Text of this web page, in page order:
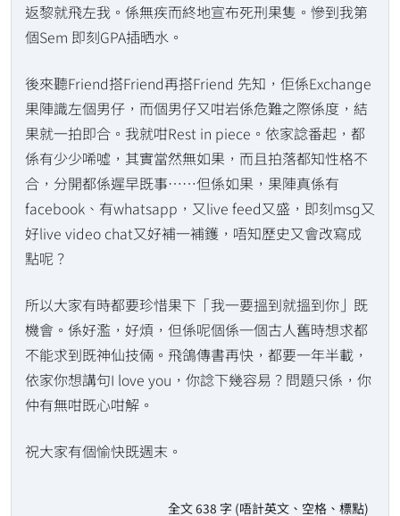
返黎就飛左我。係無疾而終地宣布死刑果隻。慘到我第
個Sem 即刻GPA插晒水。
後來聽Friend搭Friend再搭Friend 先知，佢係Exchange
果陣識左個男仔，而個男仔又咁岩係危難之際係度，結
果就一拍即合。我就咁Rest in piece。依家諗番起，都
係有少少唏噓，其實當然無如果，而且拍落都知性格不
合，分開都係遲早既事……但係如果，果陣真係有
facebook、有whatsapp，又live feed又盛，即刻msg又
好live video chat又好補一補鑊，唔知歷史又會改寫成
點呢？
所以大家有時都要珍惜果下「我一要搵到就搵到你」既
機會。係好濫，好煩，但係呢個係一個古人舊時想求都
不能求到既神仙技倆。飛鴿傳書再快，都要一年半載，
依家你想講句I love you，你諗下幾容易？問題只係，你
仲有無咁既心咁解。
祝大家有個愉快既週末。
全文 638 字 (唔計英文、空格、標點)